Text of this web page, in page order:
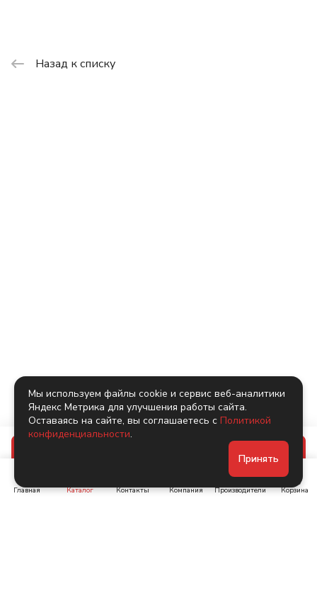
Назад к списку
Главная Каталог Контакты Компания Производители Корзина
Мы используем файлы cookie и сервис веб-аналитики
Яндекс Метрика для улучшения работы сайта.
Оставаясь на сайте, вы соглашаетесь с Политикой
конфиденциальности.
Принять